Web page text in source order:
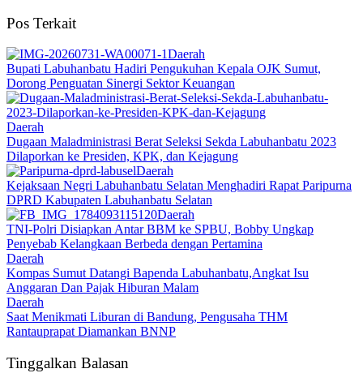
Pos Terkait
Daerah
Bupati Labuhanbatu Hadiri Pengukuhan Kepala OJK Sumut,
Dorong Penguatan Sinergi Sektor Keuangan
Daerah
Dugaan Maladministrasi Berat Seleksi Sekda Labuhanbatu 2023
Dilaporkan ke Presiden, KPK, dan Kejagung
Daerah
Kejaksaan Negri Labuhanbatu Selatan Menghadiri Rapat Paripurna
DPRD Kabupaten Labuhanbatu Selatan
Daerah
TNI-Polri Disiapkan Antar BBM ke SPBU, Bobby Ungkap
Penyebab Kelangkaan Berbeda dengan Pertamina
Daerah
Kompas Sumut Datangi Bapenda Labuhanbatu,Angkat Isu
Anggaran Dan Pajak Hiburan Malam
Daerah
Saat Menikmati Liburan di Bandung, Pengusaha THM
Rantauprapat Diamankan BNNP
Tinggalkan Balasan